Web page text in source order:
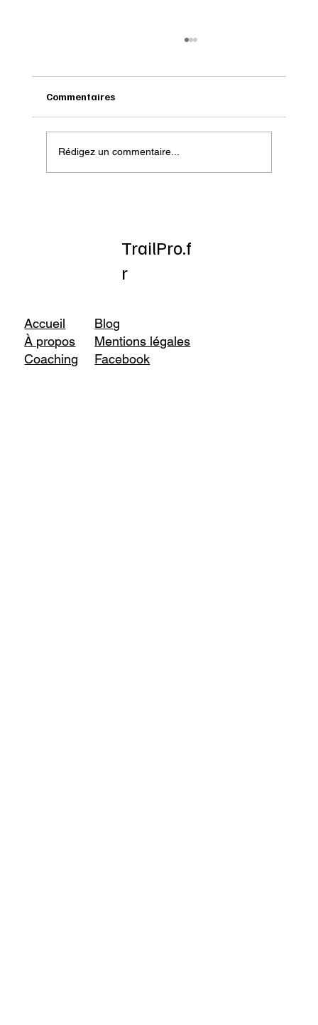
Test : Arc’teryx Norvan LD 3
Commentaires
Rédigez un commentaire...
TrailPro.f
r
Accueil
À propos
Coaching
Blog
Mentions légales
Facebook